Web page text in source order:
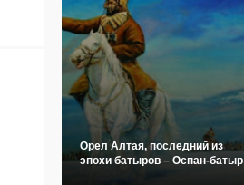
Орел Алтая, последний из
эпохи батыров – Оспан-батыр